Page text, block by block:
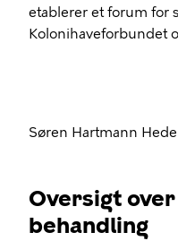
etablerer et forum for
Kolonihaveforbundet
Søren Hartmann
Oversigt
behandling